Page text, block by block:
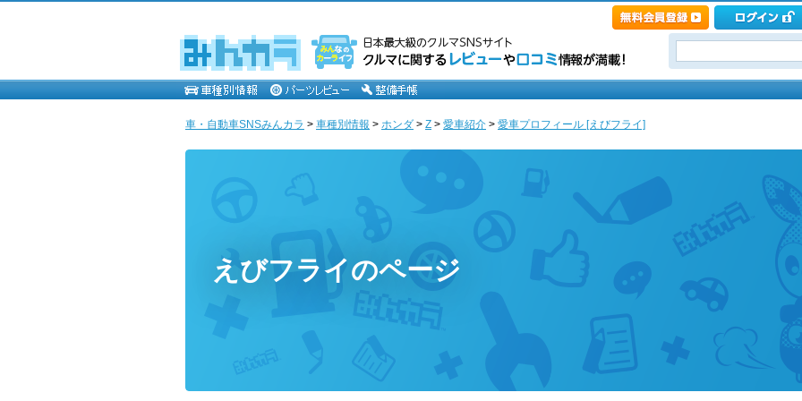
車・自動車SNSみんカラ > 車種別情報 > ホンダ > Z > 愛車紹介 > 愛車プロフィール [えびフライ]
えびフライのページ